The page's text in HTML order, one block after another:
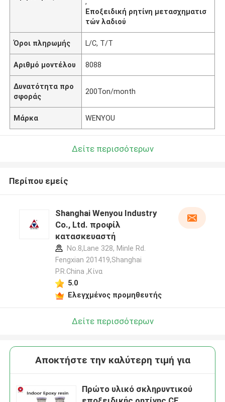
Εποξειδική ρητίνη μετασχηματισ
τών λαδιού
Όροι πληρωμής L/C, T/T
Αριθμό μοντέλου 8088
Δυνατότητα προ
σφοράς
200Ton/month
Μάρκα WENYOU
Δείτε περισσότερων
Περίπου εμείς
Shanghai Wenyou Industry
Co., Ltd. προφίλ
κατασκευαστή
No.8,Lane 328, Minle Rd.
Fengxian 201419,Shanghai
P.R.China ,Κίνα
5.0
Ελεγχμένος προμηθευτής
Δείτε περισσότερων
Αποκτήστε την καλύτερη τιμή για
Πρώτο υλικό σκληρυντικού